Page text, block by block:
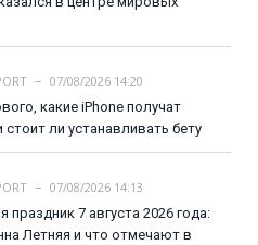
07/08/2026 14:20
какие iPhone получат
стоит ли устанавливать бету
07/08/2026 14:13
праздник 7 августа 2026 года:
Летняя и что отмечают в